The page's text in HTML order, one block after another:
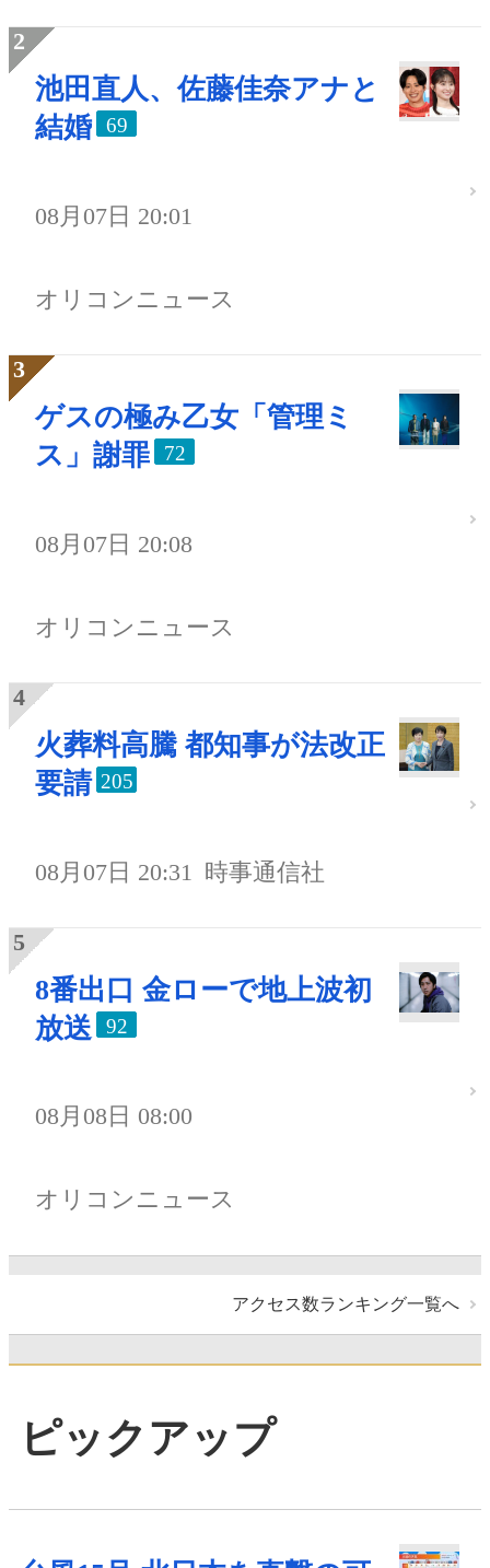
池田直人、佐藤佳奈アナと
結婚
69
08月07日 20:01
オリコンニュース
ゲスの極み乙女「管理ミ
ス」謝罪
72
08月07日 20:08
オリコンニュース
火葬料高騰 都知事が法改正
要請 205
08月07日 20:31 時事通信社
8番出口 金ローで地上波初
放送
92
08月08日 08:00
オリコンニュース
アクセス数ランキング一覧へ
ピックアップ